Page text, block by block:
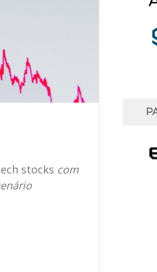
stocks com